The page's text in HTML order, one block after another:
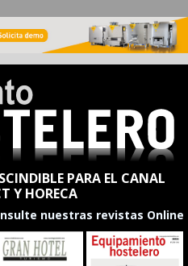
PARA EL CANAL
Y HORECA
nuestras revistas Online